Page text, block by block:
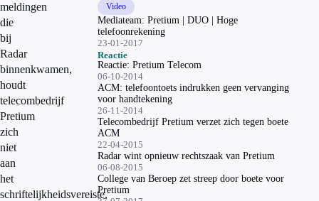
meldingen
die
bij
Radar
binnenkwamen,
houdt
telecombedrijf
Pretium
zich
niet
aan
het
schriftelijkheidsvereiste.
Video
Mediateam: Pretium | DUO | Hoge
telefoonrekening
23-01-2017
Reactie
Reactie: Pretium Telecom
06-10-2014
ACM: telefoontoets indrukken geen vervanging
voor handtekening
26-11-2014
Telecombedrijf Pretium verzet zich tegen boete
ACM
22-04-2015
Radar wint opnieuw rechtszaak van Pretium
06-08-2015
College van Beroep zet streep door boete voor
Pretium